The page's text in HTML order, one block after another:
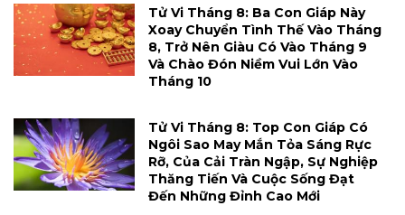
Tử Vi Tháng 8: Ba Con Giáp Này
Xoay Chuyển Tình Thế Vào Tháng
8, Trở Nên Giàu Có Vào Tháng 9
Và Chào Đón Niềm Vui Lớn Vào
Tháng 10
Tử Vi Tháng 8: Top Con Giáp Có
Ngôi Sao May Mắn Tỏa Sáng Rực
Rỡ, Của Cải Tràn Ngập, Sự Nghiệp
Thăng Tiến Và Cuộc Sống Đạt
Đến Những Đỉnh Cao Mới